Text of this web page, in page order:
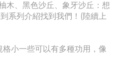
木、黑色沙丘、象牙沙丘：想
系列介紹找到我們！(陸續上
小一些可以有多種功用，像